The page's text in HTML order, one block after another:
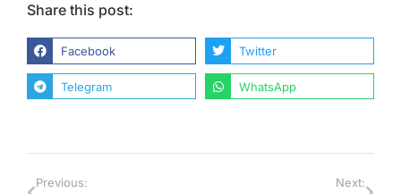
Share this post:
Facebook Twitter
Telegram WhatsApp
Previous: Next: